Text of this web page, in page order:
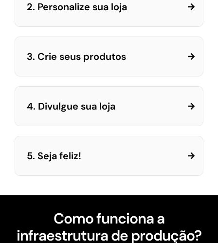
2. Personalize sua loja
3. Crie seus produtos
4. Divulgue sua loja
5. Seja feliz!
Como funciona a
infraestrutura de produção?